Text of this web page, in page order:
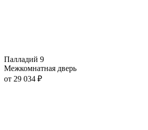
Палладий 9
Межкомнатная дверь
от 29 034 ₽